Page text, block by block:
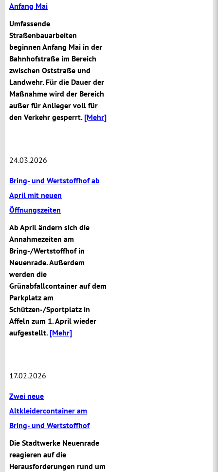
Anfang Mai
Umfassende
Straßenbauarbeiten
beginnen Anfang Mai in der
Bahnhofstraße im Bereich
zwischen Oststraße und
Landwehr. Für die Dauer der
Maßnahme wird der Bereich
außer für Anlieger voll für
den Verkehr gesperrt. [Mehr]
24.03.2026
Bring- und Wertstoffhof ab
April mit neuen
Öffnungszeiten
Ab April ändern sich die
Annahmezeiten am
Bring-/Wertstoffhof in
Neuenrade. Außerdem
werden die
Grünabfallcontainer auf dem
Parkplatz am
Schützen-/Sportplatz in
Affeln zum 1. April wieder
aufgestellt. [Mehr]
17.02.2026
Zwei neue
Altkleidercontainer am
Bring- und Wertstoffhof
Die Stadtwerke Neuenrade
reagieren auf die
Herausforderungen rund um